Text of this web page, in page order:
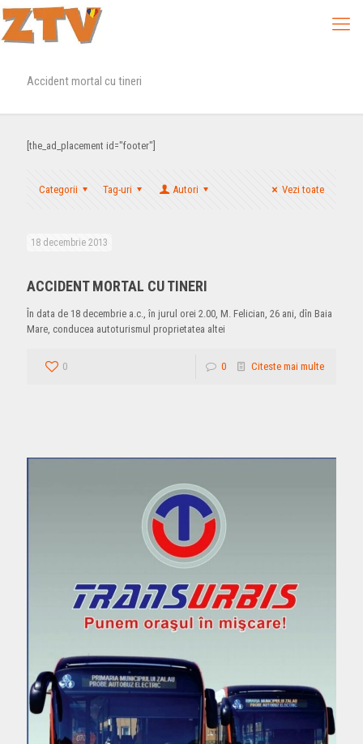
Accident mortal cu tineri
[the_ad_placement id="footer"]
Categorii Tag-uri Autori Vezi toate
18 decembrie 2013
ACCIDENT MORTAL CU TINERI
În data de 18 decembrie a.c., în jurul orei 2.00, M. Felician, 26 ani, dîn Baia
Mare, conducea autoturismul proprietatea altei
0 0 Citeste mai multe